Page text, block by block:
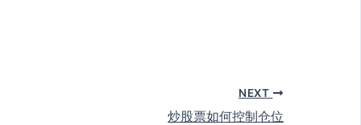
NEXT
炒股票如何控制仓位